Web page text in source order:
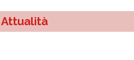
Attualità